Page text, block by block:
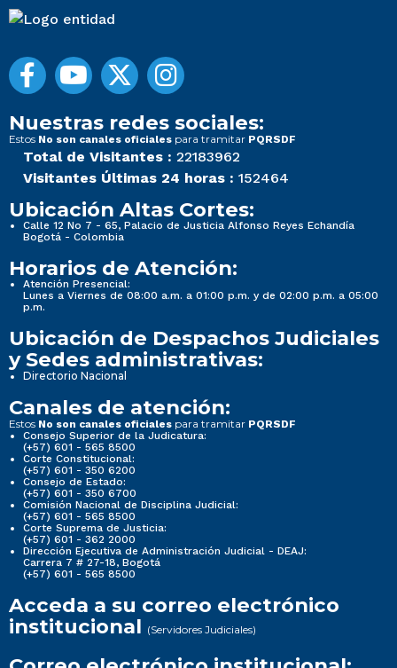
Nuestras redes sociales:
Estos No son canales oficiales para tramitar PQRSDF
Total de Visitantes : 22183962
Visitantes Últimas 24 horas : 152464
Ubicación Altas Cortes:
Calle 12 No 7 - 65, Palacio de Justicia Alfonso Reyes Echandía
Bogotá - Colombia
Horarios de Atención:
Atención Presencial:
Lunes a Viernes de 08:00 a.m. a 01:00 p.m. y de 02:00 p.m. a 05:00
p.m.
Ubicación de Despachos Judiciales
y Sedes administrativas:
Directorio Nacional
Canales de atención:
Estos No son canales oficiales para tramitar PQRSDF
Consejo Superior de la Judicatura:
(+57) 601 - 565 8500
Corte Constitucional:
(+57) 601 - 350 6200
Consejo de Estado:
(+57) 601 - 350 6700
Comisión Nacional de Disciplina Judicial:
(+57) 601 - 565 8500
Corte Suprema de Justicia:
(+57) 601 - 362 2000
Dirección Ejecutiva de Administración Judicial - DEAJ:
Carrera 7 # 27-18, Bogotá
(+57) 601 - 565 8500
Acceda a su correo electrónico
institucional (Servidores Judiciales)